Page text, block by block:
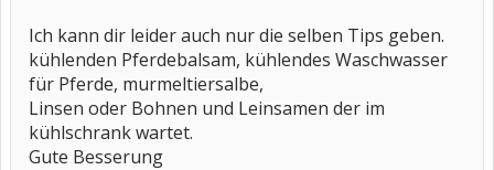
Ich kann dir leider auch nur die selben Tips geben.
kühlenden Pferdebalsam, kühlendes Waschwasser
für Pferde, murmeltiersalbe,
Linsen oder Bohnen und Leinsamen der im
kühlschrank wartet.
Gute Besserung